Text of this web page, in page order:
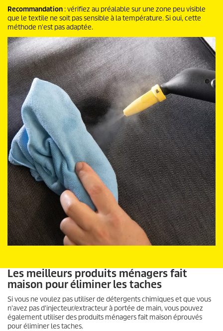
Recommandation : vérifiez au préalable sur une zone peu visible
que le textile ne soit pas sensible à la température. Si oui, cette
méthode n'est pas adaptée.
Les meilleurs produits ménagers fait
maison pour éliminer les taches
Si vous ne voulez pas utiliser de détergents chimiques et que vous
n'avez pas d'injecteur/extracteur à portée de main, vous pouvez
également utiliser des produits ménagers fait maison éprouvés
pour éliminer les taches.